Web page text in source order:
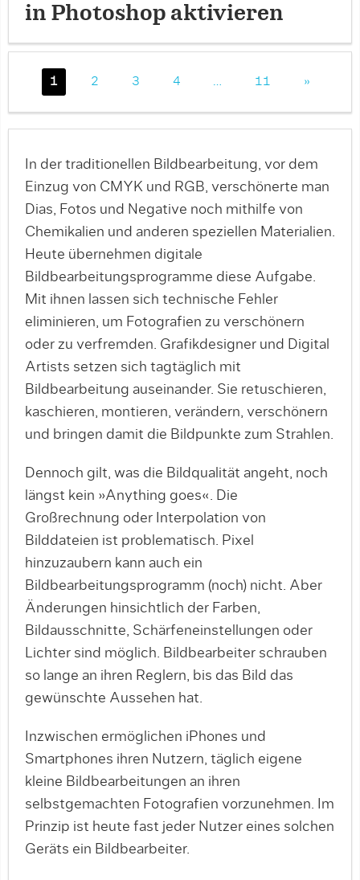
in Photoshop aktivieren
1 2 3 4 … 11 »
In der traditionellen Bildbearbeitung, vor dem
Einzug von CMYK und RGB, verschönerte man
Dias, Fotos und Negative noch mithilfe von
Chemikalien und anderen speziellen Materialien.
Heute übernehmen digitale
Bildbearbeitungsprogramme diese Aufgabe.
Mit ihnen lassen sich technische Fehler
eliminieren, um Fotografien zu verschönern
oder zu verfremden. Grafikdesigner und Digital
Artists setzen sich tagtäglich mit
Bildbearbeitung auseinander. Sie retuschieren,
kaschieren, montieren, verändern, verschönern
und bringen damit die Bildpunkte zum Strahlen.
Dennoch gilt, was die Bildqualität angeht, noch
längst kein »Anything goes«. Die
Großrechnung oder Interpolation von
Bilddateien ist problematisch. Pixel
hinzuzaubern kann auch ein
Bildbearbeitungsprogramm (noch) nicht. Aber
Änderungen hinsichtlich der Farben,
Bildausschnitte, Schärfeneinstellungen oder
Lichter sind möglich. Bildbearbeiter schrauben
so lange an ihren Reglern, bis das Bild das
gewünschte Aussehen hat.
Inzwischen ermöglichen iPhones und
Smartphones ihren Nutzern, täglich eigene
kleine Bildbearbeitungen an ihren
selbstgemachten Fotografien vorzunehmen. Im
Prinzip ist heute fast jeder Nutzer eines solchen
Geräts ein Bildbearbeiter.